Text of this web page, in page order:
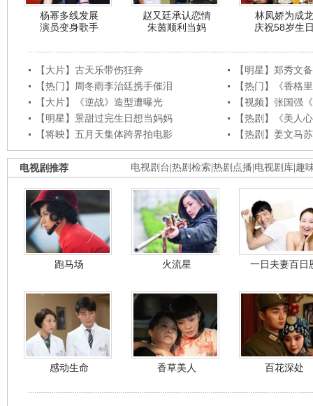
杨幂多线发展
演员变身歌手
赵又廷承认恋情
朱茵顺利当妈
林凤娇为成龙
庆祝58岁生
【大片】古天乐带伤狂奔
【明星】郑秀文
【热门】周冬雨李治廷携手催泪
【热门】《香格
【大片】《逆战》造型遭曝光
【视频】张国强
【明星】景甜过完生日想当妈妈
【热剧】《美人
【将映】五月天集体跨界拍电影
【热剧】姜文马
电视剧台 热剧检索 热剧点播 电视剧库 趣
电视剧推荐
跑马场 火流星 一日夫妻百日
感动生命 香草美人 百花深处